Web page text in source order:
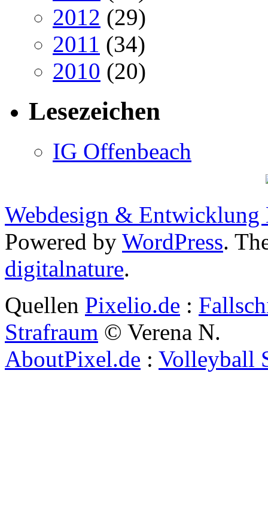
2012 (29)
2011 (34)
2010 (20)
Lesezeichen
IG Offenbeach
Webdesign & Entwicklung
Powered by WordPress.
digitalnature.
Quellen Pixelio.de :
Strafraum © Verena N.
AboutPixel.de : Volleyball